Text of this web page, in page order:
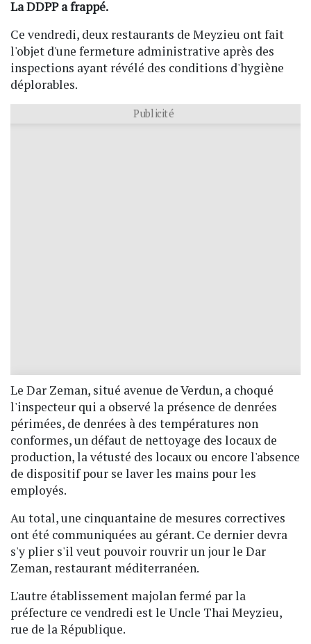
La DDPP a frappé.
Ce vendredi, deux restaurants de Meyzieu ont fait
l'objet d'une fermeture administrative après des
inspections ayant révélé des conditions d'hygiène
déplorables.
Publicité
Le Dar Zeman, situé avenue de Verdun, a choqué
l'inspecteur qui a observé la présence de denrées
périmées, de denrées à des températures non
conformes, un défaut de nettoyage des locaux de
production, la vétusté des locaux ou encore l'absence
de dispositif pour se laver les mains pour les
employés.
Au total, une cinquantaine de mesures correctives
ont été communiquées au gérant. Ce dernier devra
s'y plier s'il veut pouvoir rouvrir un jour le Dar
Zeman, restaurant méditerranéen.
L'autre établissement majolan fermé par la
préfecture ce vendredi est le Uncle Thai Meyzieu,
rue de la République.